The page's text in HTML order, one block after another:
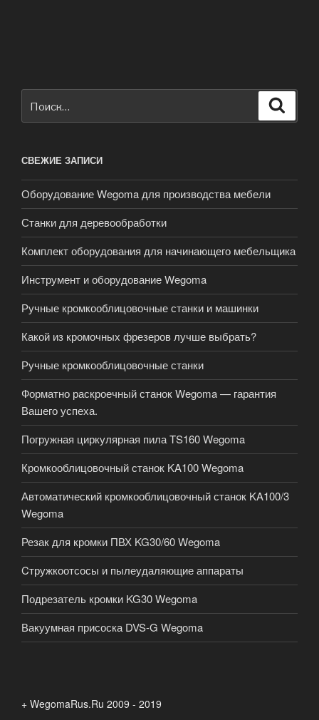
СВЕЖИЕ ЗАПИСИ
Оборудование Wegoma для производства мебели
Станки для деревообработки
Комплект оборудования для начинающего мебельщика
Инструмент и оборудование Wegoma
Ручные кромкооблицовочные станки и машинки
Какой из кромочных фрезеров лучше выбрать?
Ручные кромкооблицовочные станки
Форматно раскроечный станок Wegoma — гарантия
Вашего успеха.
Погружная циркулярная пила TS160 Wegoma
Кромкооблицовочный станок KA100 Wegoma
Автоматический кромкооблицовочный станок KA100/3
Wegoma
Резак для кромки ПВХ KG30/60 Wegoma
Cтружкоотсосы и пылеудаляющие аппараты
Подрезатель кромки KG30 Wegoma
Вакуумная присоска DVS-G Wegoma
+ WegomaRus.Ru 2009 - 2019